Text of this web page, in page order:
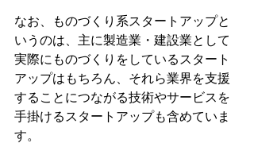
なお、ものづくり系スタートアップと
いうのは、主に製造業・建設業として
実際にものづくりをしているスタート
アップはもちろん、それら業界を支援
することにつながる技術やサービスを
手掛けるスタートアップも含めていま
す。